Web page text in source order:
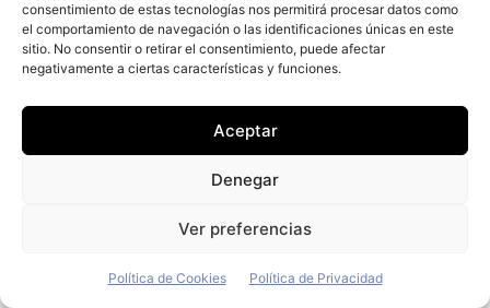
consentimiento de estas tecnologías nos permitirá procesar datos como
el comportamiento de navegación o las identificaciones únicas en este
sitio. No consentir o retirar el consentimiento, puede afectar
negativamente a ciertas características y funciones.
Aceptar
Denegar
Ver preferencias
Política de Cookies Política de Privacidad
que, aunque sea un negocio financiero,
con un subyacente que es un coche… no
que el valor residual, el mantenimiento,
el seguro, los servicios… hacen que sea
un negocio único y en el fondo, no tan
Santandere Ibercaja, cada uno en